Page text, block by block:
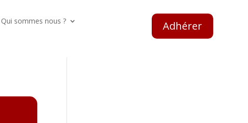
Qui sommes nous ?
Adhérer